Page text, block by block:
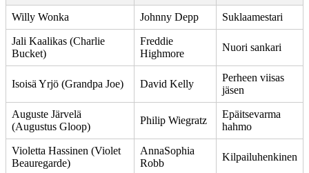
Willy Wonka Johnny Depp Suklaamestari
Jali Kaalikas (Charlie
Bucket)
Freddie
Highmore
Nuori sankari
Isoisä Yrjö (Grandpa Joe) David Kelly
Perheen viisas
jäsen
Auguste Järvelä
(Augustus Gloop)
Philip Wiegratz
Epäitsevarma
hahmo
Violetta Hassinen (Violet
Beauregarde)
AnnaSophia
Robb
Kilpailuhenkinen